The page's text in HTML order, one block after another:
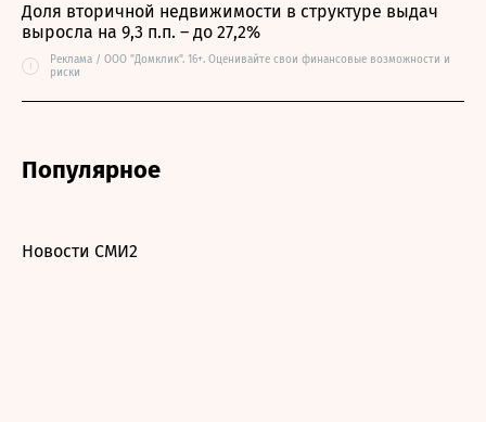
Доля вторичной недвижимости в структуре выдач
выросла на 9,3 п.п. – до 27,2%
i
Реклама / ООО "Домклик". 16+. Оценивайте свои финансовые возможности и
риски
Популярное
Новости СМИ2